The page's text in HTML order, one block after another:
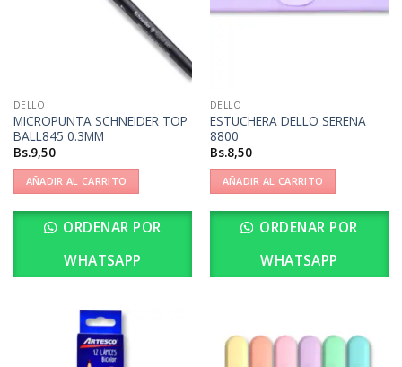
DELLO
MICROPUNTA SCHNEIDER TOP
BALL845 0.3MM
Bs.9,50
AÑADIR AL CARRITO
ORDENAR POR
WHATSAPP
DELLO
ESTUCHERA DELLO SERENA
8800
Bs.8,50
AÑADIR AL CARRITO
ORDENAR POR
WHATSAPP